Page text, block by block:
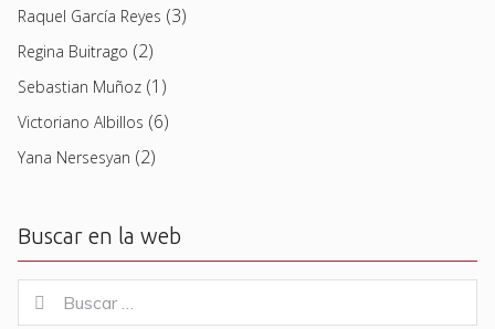
Raquel García Reyes (3)
Regina Buitrago (2)
Sebastian Muñoz (1)
Victoriano Albillos (6)
Yana Nersesyan (2)
Buscar en la web
for:
Buscar